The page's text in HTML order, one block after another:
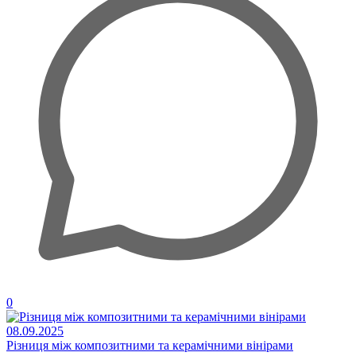
0
08.09.2025
Різниця між композитними та керамічними вінірами